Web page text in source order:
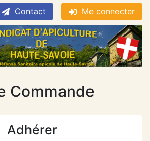
Contact Me connecter
Commande
Adhérer